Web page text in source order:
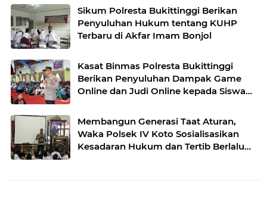
Sikum Polresta Bukittinggi Berikan
Penyuluhan Hukum tentang KUHP
Terbaru di Akfar Imam Bonjol
Kasat Binmas Polresta Bukittinggi
Berikan Penyuluhan Dampak Game
Online dan Judi Online kepada Siswa
Membangun Generasi Taat Aturan,
Waka Polsek IV Koto Sosialisasikan
Kesadaran Hukum dan Tertib Berlalu